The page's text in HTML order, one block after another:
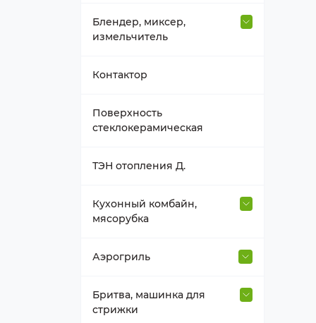
Блендер, миксер,
измельчитель
Втулка вала
Держатель насадок
Нож к блендеру
Прочее для блендера,
Редуктор-крышка блендера
Контактор
Поверхность
стеклокерамическая
ТЭН отопления Д.
Кухонный комбайн,
мясорубка
Венчик, взбиватель
Втулка для насадок
Аэрогриль
Термостат, таймер, мотор
аэрогриля
Бритва, машинка для
стрижки